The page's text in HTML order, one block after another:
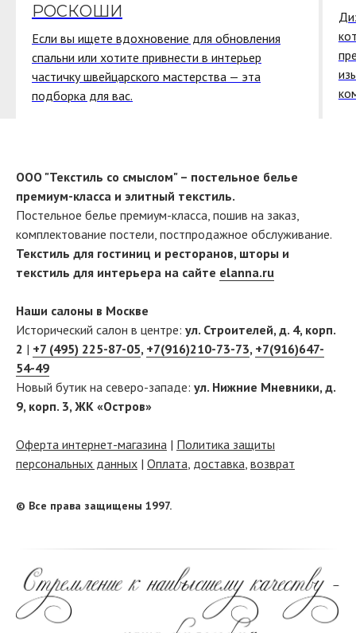
РОСКОШИ
Если вы ищете вдохновение для обновления
спальни или хотите привнести в интерьер
частичку швейцарского мастерства — эта
подборка для вас.
ООО "Текстиль со смыслом" – постельное белье
премиум-класса и элитный текстиль.
Постельное белье премиум-класса, пошив на заказ,
комплектование постели, постпродажное обслуживание.
Текстиль для гостиниц и ресторанов, шторы и
текстиль для интерьера на сайте elanna.ru
Наши салоны в Москве
Исторический салон в центре: ул. Строителей, д. 4, корп.
2 | +7 (495) 225-87-05, +7(916)210-73-73, +7(916)647-
54-49
Новый бутик на северо-западе: ул. Нижние Мневники, д.
9, корп. 3, ЖК «Остров»
Оферта интернет-магазина | Политика защиты
персональных данных | Оплата, доставка, возврат
© Все права защищены 1997.